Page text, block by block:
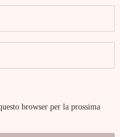
browser per la prossima